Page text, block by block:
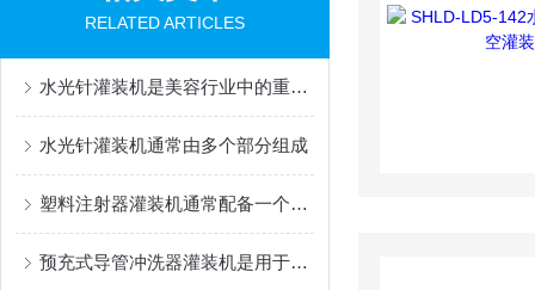
RELATED ARTICLES
水光针灌装机是美容行业中的重要设备
水光针灌装机通常由多个部分组成
塑料注射器灌装机通常配备一个自动化控制系统
预充式导管冲洗器灌装机是用于灌装生物医药制品的设备